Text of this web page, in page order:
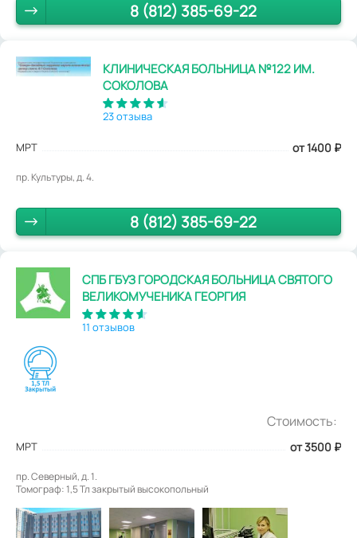
8 (812) 385-69-22
КЛИНИЧЕСКАЯ БОЛЬНИЦА №122 ИМ.
СОКОЛОВА
23 отзыва
МРТ от 1400 ₽
пр. Культуры, д. 4.
8 (812) 385-69-22
СПБ ГБУЗ ГОРОДСКАЯ БОЛЬНИЦА СВЯТОГО
ВЕЛИКОМУЧЕНИКА ГЕОРГИЯ
11 отзывов
Стоимость:
МРТ от 3500 ₽
пр. Северный, д. 1.
Томограф: 1,5 Тл закрытый высокопольный